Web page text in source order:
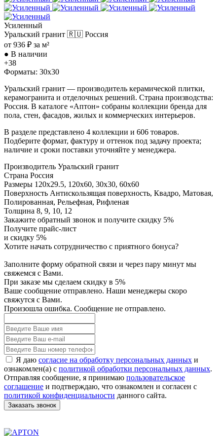
Усиленный
Уральский гранит 🇷🇺 Россия
от 936 ₽ за м²
● В наличии
+38
Форматы: 30x30
Уральский гранит — производитель керамической плитки,
керамогранита и отделочных решений. Страна производства:
Россия. В каталоге «Аптон» собраны коллекции бренда для
пола, стен, фасадов, жилых и коммерческих интерьеров.
В разделе представлено 4 коллекции и 606 товаров.
Подберите формат, фактуру и оттенок под задачу проекта;
наличие и сроки поставки уточняйте у менеджера.
Производитель Уральский гранит
Страна Россия
Размеры 120x29.5, 120x60, 30x30, 60x60
Поверхность Антискользящая поверхность, Квадро, Матовая,
Полированная, Рельефная, Рифленая
Толщина 8, 9, 10, 12
Закажите обратный звонок и получите скидку 5%
Получите прайс-лист
и скидку 5%
Хотите начать сотрудничество с приятного бонуса?
Заполните форму обратной связи и через пару минут мы
свяжемся с Вами.
При заказе мы сделаем скидку в 5%
Ваше сообщение отправлено. Наши менеджеры скоро
свяжутся с Вами.
Произошла ошибка. Сообщение не отправлено.
Я даю согласие на обработку персональных данных и
ознакомлен(а) с политикой обработки персональных данных.
Отправляя сообщение, я принимаю пользовательское
соглашение и подтверждаю, что ознакомлен и согласен с
политикой конфиденциальности данного сайта.
Заказать звонок